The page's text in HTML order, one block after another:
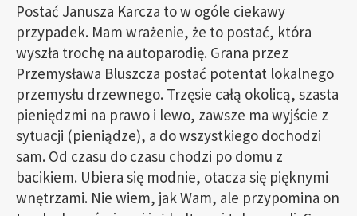
Postać Janusza Karcza to w ogóle ciekawy
przypadek. Mam wrażenie, że to postać, która
wyszła trochę na autoparodię. Grana przez
Przemysława Bluszcza postać potentat lokalnego
przemysłu drzewnego. Trzęsie całą okolicą, szasta
pieniędzmi na prawo i lewo, zawsze ma wyjście z
sytuacji (pieniądze), a do wszystkiego dochodzi
sam. Od czasu do czasu chodzi po domu z
bacikiem. Ubiera się modnie, otacza się pięknymi
wnętrzami. Nie wiem, jak Wam, ale przypomina on